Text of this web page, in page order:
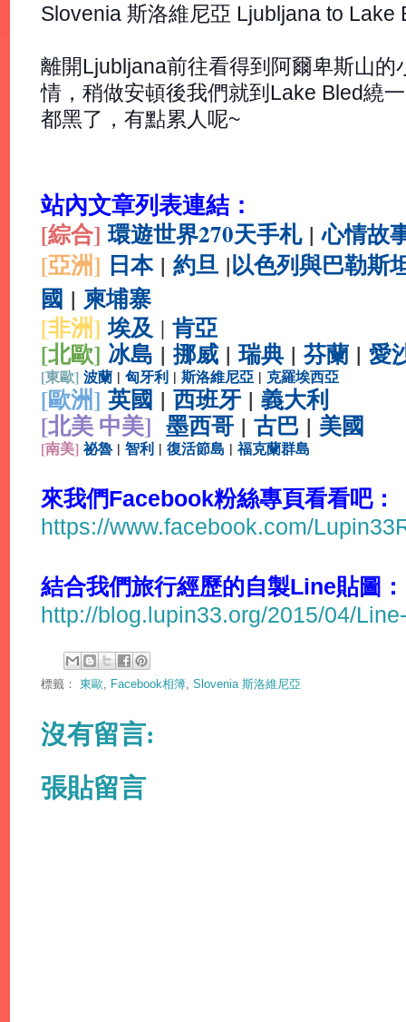
Slovenia 斯洛維尼亞 Ljubljana to Lake
離開Ljubljana前往看得到阿爾卑斯山
情，稍做安頓後我們就到Lake Bled繞
都黑了，有點累人呢~
站內文章列表連結：
[綜合] 環遊世界270天手札|心情故
[亞洲] 日本 | 約旦 |以色列與巴勒斯
國 | 柬埔寨
[非洲]埃及 | 肯亞
[北歐] 冰島 | 挪威 | 瑞典 | 芬蘭 | 愛
[東歐] 波蘭 | 匈牙利 | 斯洛維尼亞 | 克羅埃西亞
[歐洲] 英國 | 西班牙 | 義大利
[北美 中美] 墨西哥 | 古巴 | 美國
[南美] 祕魯 | 智利 | 復活節島 | 福克蘭群島
來我們Facebook粉絲專頁看看吧：
https://www.facebook.com/
結合我們旅行經歷的自製Line貼圖：
http://blog.lupin33.org/2015/04/
標籤： 東歐 Facebook相簿 Slovenia 斯洛維尼亞
沒有留言:
張貼留言